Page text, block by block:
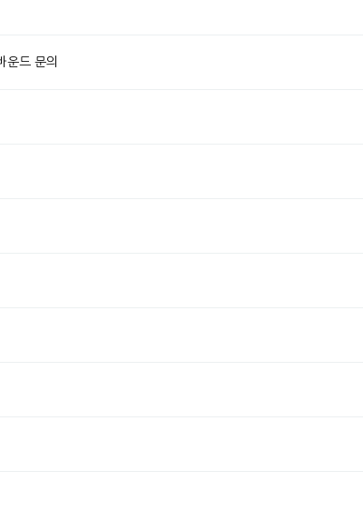
운드 문의